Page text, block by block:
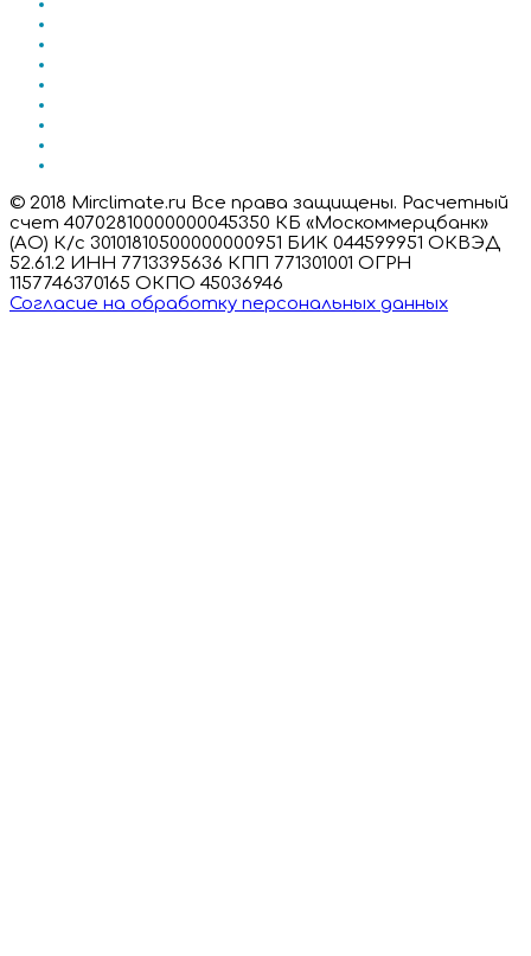
© 2018 Mirclimate.ru Все права защищены. Расчетный
счет 40702810000000045350 КБ «Москоммерцбанк»
(АО) К/с 30101810500000000951 БИК 044599951 ОКВЭД
52.61.2 ИНН 7713395636 КПП 771301001 ОГРН
1157746370165 ОКПО 45036946
Согласие на обработку персональных данных